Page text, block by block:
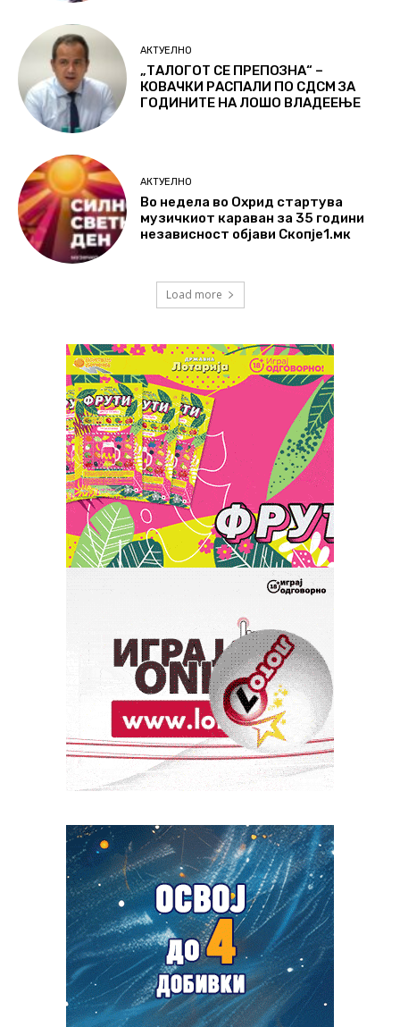
АКТУЕЛНО
„ТАЛОГОТ СЕ ПРЕПОЗНА“ –
КОВАЧКИ РАСПАЛИ ПО СДСМ ЗА
ГОДИНИТЕ НА ЛОШО ВЛАДЕЕЊЕ
АКТУЕЛНО
Во недела во Охрид стартува
музичкиот караван за 35 години
независност објави Скопје1.мк
Load more